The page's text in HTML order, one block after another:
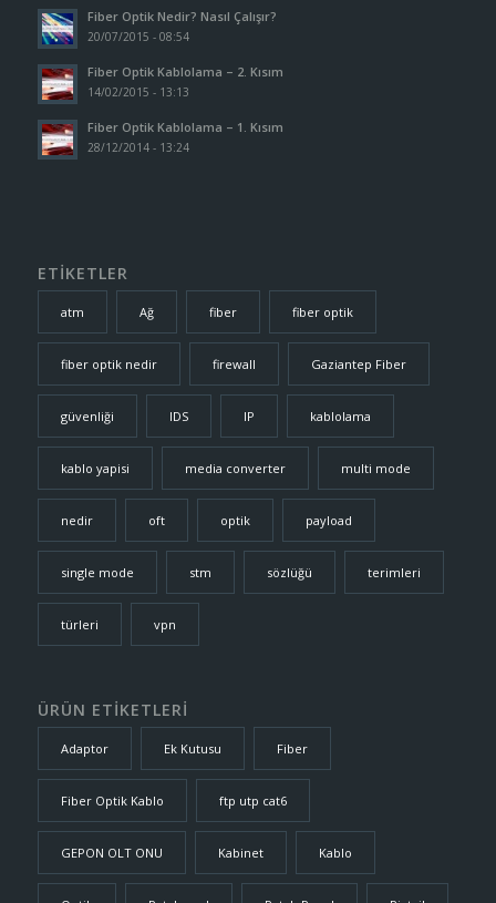
Fiber Optik Nedir? Nasıl Çalışır?
20/07/2015 - 08:54
Fiber Optik Kablolama – 2. Kısım
14/02/2015 - 13:13
Fiber Optik Kablolama – 1. Kısım
28/12/2014 - 13:24
ETİKETLER
atm Ağ fiber fiber optik
fiber optik nedir firewall Gaziantep Fiber
güvenliği IDS IP kablolama
kablo yapisi media converter multi mode
nedir oft optik payload
single mode stm sözlüğü terimleri
türleri vpn
ÜRÜN ETİKETLERİ
Adaptor Ek Kutusu Fiber
Fiber Optik Kablo ftp utp cat6
GEPON OLT ONU Kabinet Kablo